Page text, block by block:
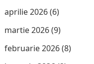
aprilie 2026(6)
martie 2026(9)
februarie 2026(8)